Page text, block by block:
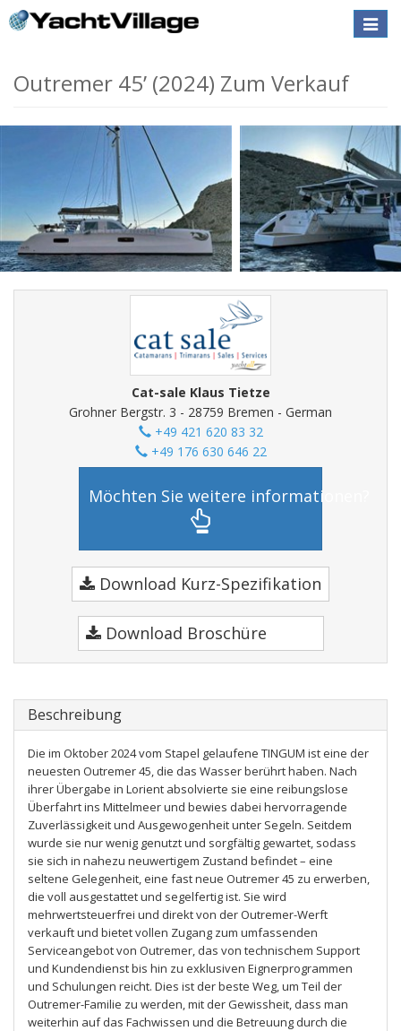
Toggle
Outremer 45’ (2024) Zum Verkauf
Cat-sale Klaus Tietze
Grohner Bergstr. 3 - 28759 Bremen - German
+49 421 620 83 32
+49 176 630 646 22
Möchten Sie weitere informationen?
Download Kurz-Spezifikation
Download Broschüre
Beschreibung
Die im Oktober 2024 vom Stapel gelaufene TINGUM ist eine der
neuesten Outremer 45, die das Wasser berührt haben. Nach
ihrer Übergabe in Lorient absolvierte sie eine reibungslose
Überfahrt ins Mittelmeer und bewies dabei hervorragende
Zuverlässigkeit und Ausgewogenheit unter Segeln. Seitdem
wurde sie nur wenig genutzt und sorgfältig gewartet, sodass
sie sich in nahezu neuwertigem Zustand befindet – eine
seltene Gelegenheit, eine fast neue Outremer 45 zu erwerben,
die voll ausgestattet und segelfertig ist. Sie wird
mehrwertsteuerfrei und direkt von der Outremer-Werft
verkauft und bietet vollen Zugang zum umfassenden
Serviceangebot von Outremer, das von technischem Support
und Kundendienst bis hin zu exklusiven Eignerprogrammen
und Schulungen reicht. Dies ist der beste Weg, um Teil der
Outremer-Familie zu werden, mit der Gewissheit, dass man
weiterhin auf das Fachwissen und die Betreuung durch die